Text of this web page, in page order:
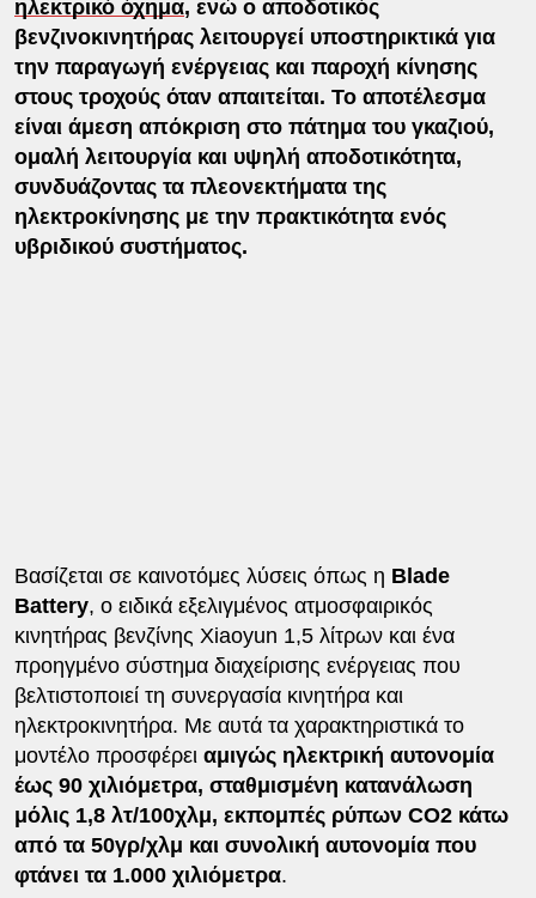
ηλεκτρικό όχημα, ενώ ο αποδοτικός
βενζινοκινητήρας λειτουργεί υποστηρικτικά για
την παραγωγή ενέργειας και παροχή κίνησης
στους τροχούς όταν απαιτείται. Το αποτέλεσμα
είναι άμεση απόκριση στο πάτημα του γκαζιού,
ομαλή λειτουργία και υψηλή αποδοτικότητα,
συνδυάζοντας τα πλεονεκτήματα της
ηλεκτροκίνησης με την πρακτικότητα ενός
υβριδικού συστήματος.
Βασίζεται σε καινοτόμες λύσεις όπως η Blade
Battery, ο ειδικά εξελιγμένος ατμοσφαιρικός
κινητήρας βενζίνης Xiaoyun 1,5 λίτρων και ένα
προηγμένο σύστημα διαχείρισης ενέργειας που
βελτιστοποιεί τη συνεργασία κινητήρα και
ηλεκτροκινητήρα. Με αυτά τα χαρακτηριστικά το
μοντέλο προσφέρει αμιγώς ηλεκτρική αυτονομία
έως 90 χιλιόμετρα, σταθμισμένη κατανάλωση
μόλις 1,8 λτ/100χλμ, εκπομπές ρύπων CO2 κάτω
από τα 50γρ/χλμ και συνολική αυτονομία που
φτάνει τα 1.000 χιλιόμετρα.